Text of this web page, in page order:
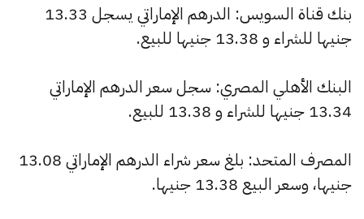
بنك قناة السويس: الدرهم الإماراتي يسجل 13.33
جنيها للشراء و 13.38 جنيها للبيع.
البنك الأهلي المصري: سجل سعر الدرهم الإماراتي
13.34 جنيها للشراء و 13.38 للبيع.
المصرف المتحد: بلغ سعر شراء الدرهم الإماراتي 13.08
جنيها، وسعر البيع 13.38 جنيها.